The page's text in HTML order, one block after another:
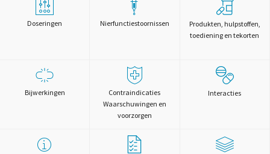
Doseringen Nierfunctiestoornissen
Produkten, hulpstoffen,
toediening en tekorten
Bijwerkingen
Contraindicaties
Waarschuwingen en
voorzorgen
Interacties